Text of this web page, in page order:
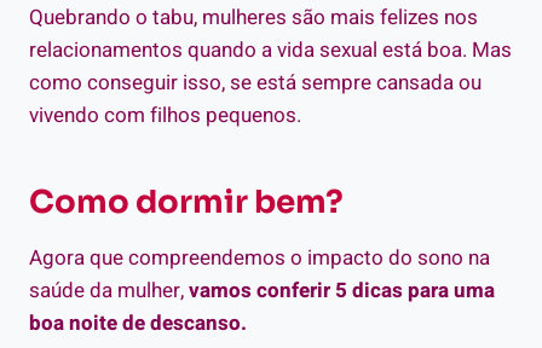
Quebrando o tabu, mulheres são mais felizes nos
relacionamentos quando a vida sexual está boa. Mas
como conseguir isso, se está sempre cansada ou
vivendo com filhos pequenos.
Como dormir bem?
Agora que compreendemos o impacto do sono na
saúde da mulher,vamos conferir 5 dicas para uma
boa noite de descanso.